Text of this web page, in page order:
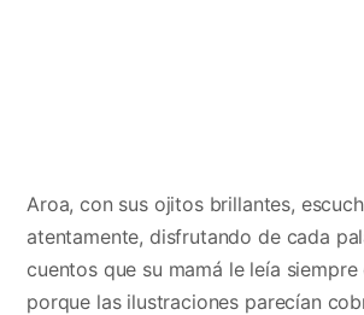
Aroa, con sus ojitos brillantes,
atentamente, disfrutando de cada
cuentos que su mamá le leía siempre
porque las ilustraciones parecían